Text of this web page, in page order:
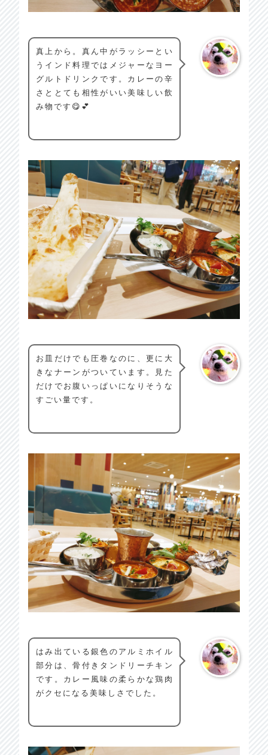
真上から。真ん中がラッシーとい
うインド料理ではメジャーなヨー
グルトドリンクです。カレーの辛
さととても相性がいい美味しい飲
み物です😋💕
お皿だけでも圧巻なのに、更に大
きなナーンがついています。見た
だけでお腹いっぱいになりそうな
すごい量です。
はみ出ている銀色のアルミホイル
部分は、骨付きタンドリーチキン
です。カレー風味の柔らかな鶏肉
がクセになる美味しさでした。